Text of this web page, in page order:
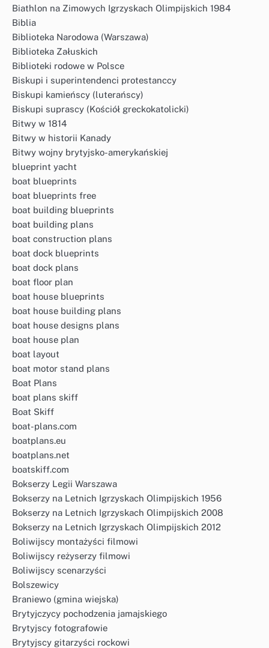
Biathlon na Zimowych Igrzyskach Olimpijskich 1984
Biblia
Biblioteka Narodowa (Warszawa)
Biblioteka Załuskich
Biblioteki rodowe w Polsce
Biskupi i superintendenci protestanccy
Biskupi kamieńscy (luterańscy)
Biskupi suprascy (Kościół greckokatolicki)
Bitwy w 1814
Bitwy w historii Kanady
Bitwy wojny brytyjsko-amerykańskiej
blueprint yacht
boat blueprints
boat blueprints free
boat building blueprints
boat building plans
boat construction plans
boat dock blueprints
boat dock plans
boat floor plan
boat house blueprints
boat house building plans
boat house designs plans
boat house plan
boat layout
boat motor stand plans
Boat Plans
boat plans skiff
Boat Skiff
boat-plans.com
boatplans.eu
boatplans.net
boatskiff.com
Bokserzy Legii Warszawa
Bokserzy na Letnich Igrzyskach Olimpijskich 1956
Bokserzy na Letnich Igrzyskach Olimpijskich 2008
Bokserzy na Letnich Igrzyskach Olimpijskich 2012
Boliwijscy montażyści filmowi
Boliwijscy reżyserzy filmowi
Boliwijscy scenarzyści
Bolszewicy
Braniewo (gmina wiejska)
Brytyjczycy pochodzenia jamajskiego
Brytyjscy fotografowie
Brytyjscy gitarzyści rockowi